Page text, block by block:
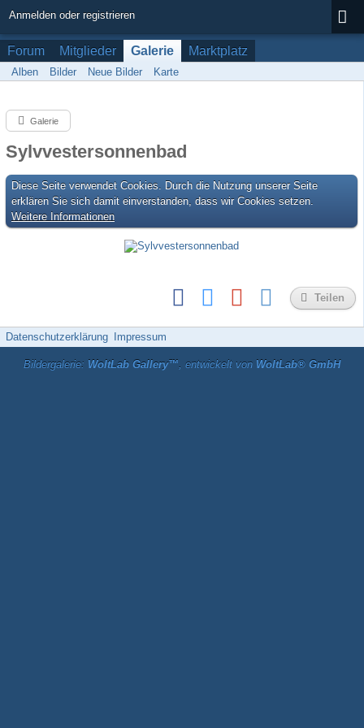
Anmelden oder registrieren
Forum Mitglieder Galerie Marktplatz
Alben Bilder Neue Bilder Karte
Galerie
Sylvvestersonnenbad
Diese Seite verwendet Cookies. Durch die Nutzung unserer Seite
erklären Sie sich damit einverstanden, dass wir Cookies setzen.
Weitere Informationen
Teilen
Datenschutzerklärung Impressum
Bildergalerie: WoltLab Gallery™, entwickelt von WoltLab® GmbH